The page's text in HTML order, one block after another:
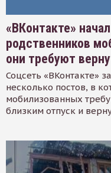
«ВКонтакте»
родственников
они требуют
Соцсеть «ВКонтакте»
несколько постов, в
мобилизованных
близким отпуск и